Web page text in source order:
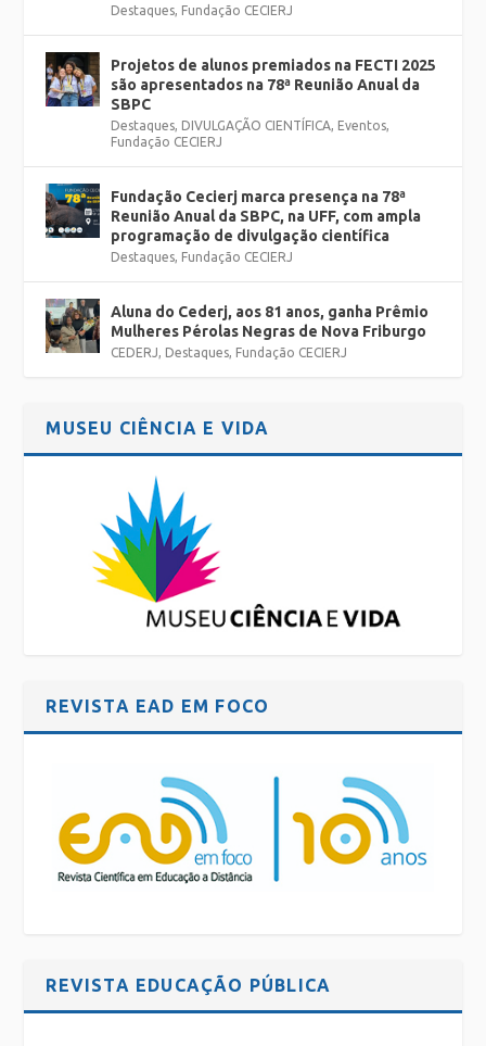
Destaques, Fundação CECIERJ
Projetos de alunos premiados na FECTI 2025
são apresentados na 78ª Reunião Anual da
SBPC
Destaques, DIVULGAÇÃO CIENTÍFICA, Eventos,
Fundação CECIERJ
Fundação Cecierj marca presença na 78ª
Reunião Anual da SBPC, na UFF, com ampla
programação de divulgação científica
Destaques, Fundação CECIERJ
Aluna do Cederj, aos 81 anos, ganha Prêmio
Mulheres Pérolas Negras de Nova Friburgo
CEDERJ, Destaques, Fundação CECIERJ
MUSEU CIÊNCIA E VIDA
REVISTA EAD EM FOCO
REVISTA EDUCAÇÃO PÚBLICA